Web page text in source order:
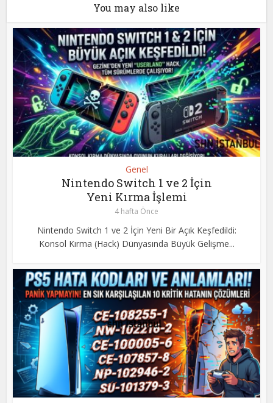
You may also like
Genel
Nintendo Switch 1 ve 2 İçin
Yeni Kırma İşlemi
4 hafta Önce
Nintendo Switch 1 ve 2 İçin Yeni Bir Açık Keşfedildi:
Konsol Kırma (Hack) Dünyasında Büyük Gelişme...